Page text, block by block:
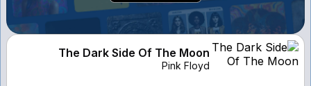
The Dark Side Of The Moon
Pink Floyd